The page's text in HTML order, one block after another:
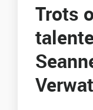
Trots